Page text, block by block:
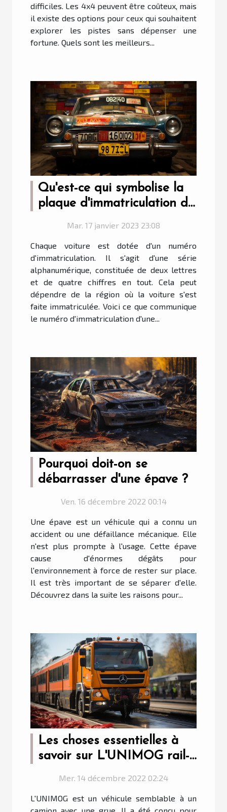
difficiles. Les 4x4 peuvent être coûteux, mais
il existe des options pour ceux qui souhaitent
explorer les pistes sans dépenser une
fortune. Quels sont les meilleurs...
Qu'est-ce qui symbolise la
plaque d'immatriculation de
Mar. 17 janvier 2023 23:08
Chaque voiture est dotée d'un numéro
d'immatriculation. Il s'agit d'une série
alphanumérique, constituée de deux lettres
et de quatre chiffres en tout. Cela peut
dépendre de la région où la voiture s'est
faite immatriculée. Voici ce que communique
le numéro d'immatriculation d'une...
Pourquoi doit-on se
débarrasser d'une épave ?
Ven. 16 décembre 2022 00:14
Une épave est un véhicule qui a connu un
accident ou une défaillance mécanique. Elle
n'est plus prompte à l'usage. Cette épave
cause d'énormes dégâts pour
l'environnement à force de rester sur place.
Il est très important de se séparer d'elle.
Découvrez dans la suite les raisons pour...
Les choses essentielles à
savoir sur L'UNIMOG rail-
Mer. 14 décembre 2022 02:24
L'UNIMOG est un véhicule semblable à un